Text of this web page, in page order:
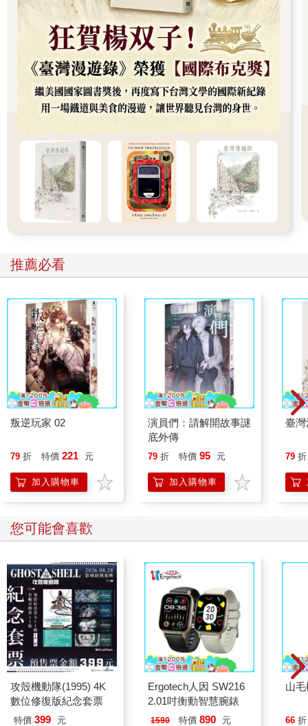
推薦必看
叛逆玩家 02
79 折 特價 221 元
加入購物車
演員們：請解開故事謎
底外傳
79 折 特價 95 元
加入購物車
臺
79 折
您可能會喜歡
攻殼機動隊(1995) 4K
數位修復版紀念套票
特價 399 元
Ergotech人因 SW216
2.01吋衡動智慧腕錶
1590 特價 890 元
山
66 折